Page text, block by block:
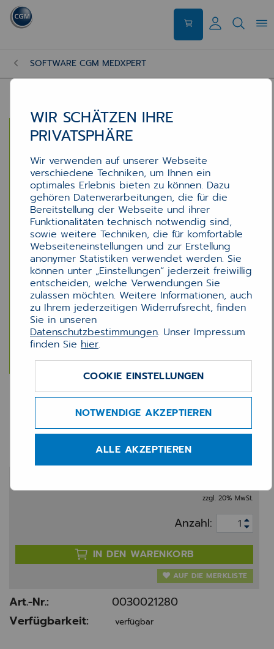
SOFTWARE CGM MEDXPERT
MEDX Anonymisierte
Abrechnung an ÄK (HBS-
Abrechnung)
zzgl. 20% MwSt.
Anzahl:
IN DEN WARENKORB
AUF DIE MERKLISTE
Art.-Nr.:
0030021280
Verfügbarkeit:
verfügbar
WIR SCHÄTZEN IHRE
PRIVATSPHÄRE
Wir verwenden auf unserer Webseite
verschiedene Techniken, um Ihnen ein
optimales Erlebnis bieten zu können. Dazu
gehören Datenverarbeitungen, die für die
Bereitstellung der Webseite und ihrer
Funktionalitäten technisch notwendig sind,
sowie weitere Techniken, die für komfortable
Webseiteneinstellungen und zur Erstellung
anonymer Statistiken verwendet werden. Sie
können unter „Einstellungen“ jederzeit freiwillig
entscheiden, welche Verwendungen Sie
zulassen möchten. Weitere Informationen, auch
zu Ihrem jederzeitigen Widerrufsrecht, finden
Sie in unseren
Datenschutzbestimmungen. Unser Impressum
finden Sie hier.
COOKIE EINSTELLUNGEN
NOTWENDIGE AKZEPTIEREN
ALLE AKZEPTIEREN